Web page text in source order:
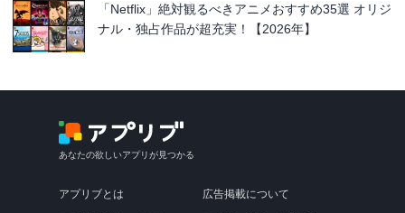
「Netflix」絶対観るべきアニメおすすめ35選 オリジ
ナル・独占作品が超充実！【2026年】
あなたの欲しいアプリが見つかる
アプリブとは 広告掲載について